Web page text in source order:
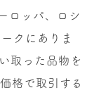
ロッパ、ロシ
クにありま
取った品物を
格で取引する